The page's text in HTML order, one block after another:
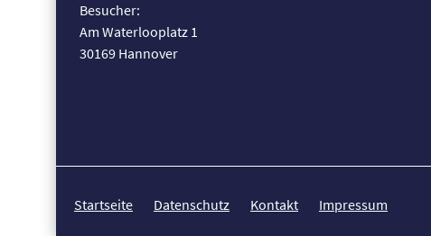
Besucher:
Am Waterlooplatz 1
30169 Hannover
Startseite Datenschutz Kontakt Impressum